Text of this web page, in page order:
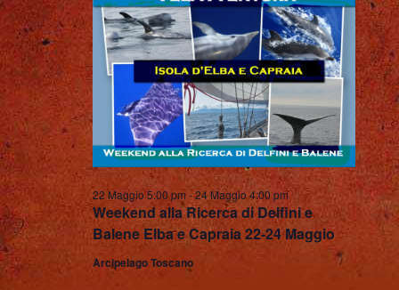
C
A
E
V
I
S
v
i
g
a
z
i
o
n
e
Weekend alla Ricerca di Delfini e
Balene Elba e Capraia 22-24 Maggio
22 Maggio 5:00 pm-24 Maggio 4:00 pm
Arcipelago Toscano